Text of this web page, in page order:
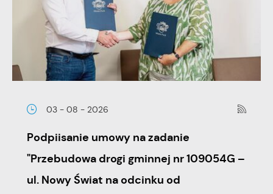
03 - 08 - 2026
Podpiisanie umowy na zadanie
"Przebudowa drogi gminnej nr 109054G –
ul. Nowy Świat na odcinku od